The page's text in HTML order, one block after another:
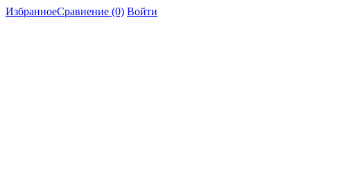
ИзбранноеСравнение (0) Войти